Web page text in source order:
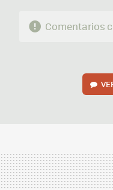
Comentarios